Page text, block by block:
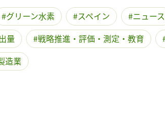
グリーン水素 スペイン ニュース
量 戦略推進・評価・測定・教育
造業